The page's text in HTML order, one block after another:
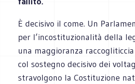
È decisivo il come. Un
per l’incostituzionalità della
una maggioranza
col sostegno decisivo dei
stravolgono la Costituzione